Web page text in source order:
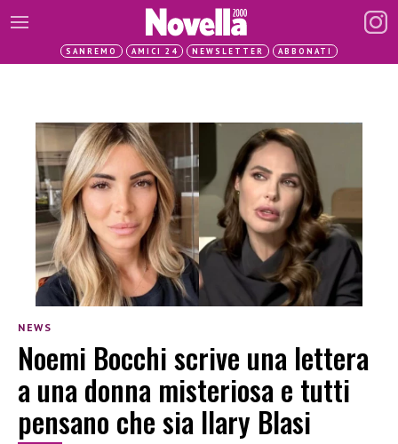
SANREMO AMICI 24 NEWSLETTER ABBONATI
NEWS
Noemi Bocchi scrive una lettera
a una donna misteriosa e tutti
pensano che sia Ilary Blasi